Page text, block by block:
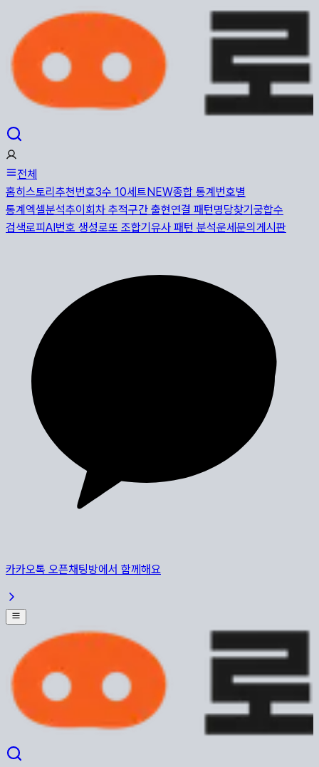
전체
홈히스토리 추천번호3수 10세트NEW종합 통계 번호별
통계 엑셀분석추이 회차 추적구간 출현연결 패턴명당찾기 궁합수
검색로피AI번호 생성로또 조합기 유사 패턴 분석운세 문의게시판
카카오톡 오픈채팅방에서 함께해요